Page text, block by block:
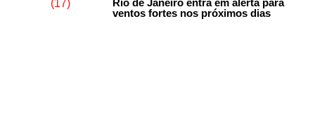
Rio de Janeiro entra em alerta para
ventos fortes nos próximos dias